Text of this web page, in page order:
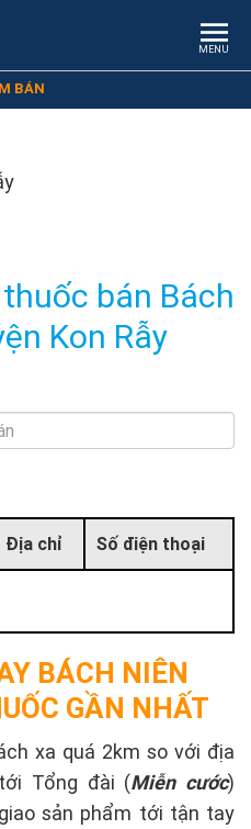
MENU
BÁN
bán Bách
Kon Rẫy
Địa chỉ Số điện thoại
BÁCH NIÊN
GẦN NHẤT
xa quá 2km so với địa
Tổng đài (Miễn cước)
sản phẩm tới tận tay